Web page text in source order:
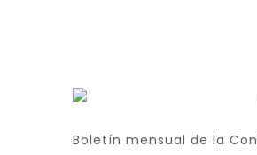
Boletín mensual de la